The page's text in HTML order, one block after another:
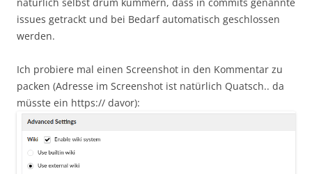
issues getrackt und bei Bedarf automatisch geschlossen
werden.
Ich probiere mal einen Screenshot in den Kommentar zu
packen (Adresse im Screenshot ist natürlich Quatsch.. da
müsste ein https:// davor):